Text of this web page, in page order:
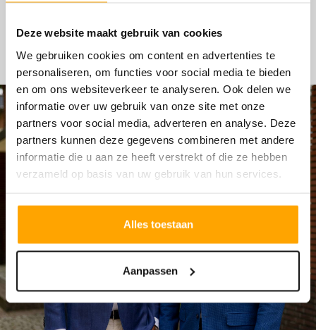
Deze website maakt gebruik van cookies
We gebruiken cookies om content en advertenties te
personaliseren, om functies voor social media te bieden
en om ons websiteverkeer te analyseren. Ook delen we
informatie over uw gebruik van onze site met onze
partners voor social media, adverteren en analyse. Deze
partners kunnen deze gegevens combineren met andere
informatie die u aan ze heeft verstrekt of die ze hebben
verzameld op basis van uw gebruik van hun services.
Alles toestaan
Aanpassen